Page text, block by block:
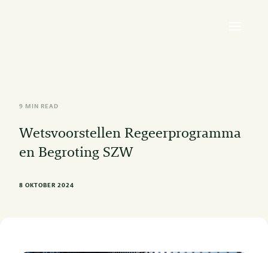
9 MIN READ
Wetsvoorstellen Regeerprogramma
en Begroting SZW
8 OKTOBER 2024